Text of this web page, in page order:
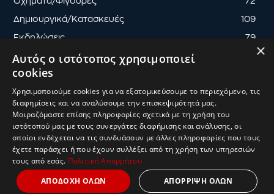
Δημιουργικά/Κατασκευές 109
Εκδηλώσεις 79
ΟΡΟΙ ΧΡΗΣΗΣ ΠΟΛΙΤΙΚΗ ΑΠΟΡΡΗΤΟΥ
ΔΙΑΧΕΙΡΙΣΗ ΑΠΟΡΡΗΤΟΥ
© 2025 ToyMaster | Κατασκευή & Ανάπτυξη
×
Αυτός ο ιστότοπος χρησιμοποιεί
cookies
Χρησιμοποιούμε cookies για να εξατομικεύσουμε το περιεχόμενο, τις
διαφημίσεις και να αναλύσουμε την επισκεψιμότητά μας.
Μοιραζόμαστε επίσης πληροφορίες σχετικά με τη χρήση του
ιστότοπού μας με τους συνεργάτες διαφήμισης και ανάλυσης, οι
οποίοι ενδέχεται να τις συνδυάσουν με άλλες πληροφορίες που τους
έχετε παράσχει ή που έχουν συλλέξει από τη χρήση των υπηρεσιών
τους από εσάς. Πολιτική Απορρήτου
ΑΠΟΔΟΧΗ ΟΛΩΝ
ΑΠΟΡΡΙΨΗ ΟΛΩΝ